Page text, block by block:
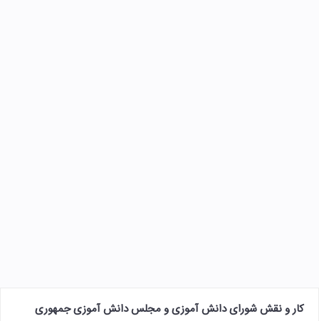
کار و نقش شورای دانش آموزی و مجلس دانش آموزی جمهوری